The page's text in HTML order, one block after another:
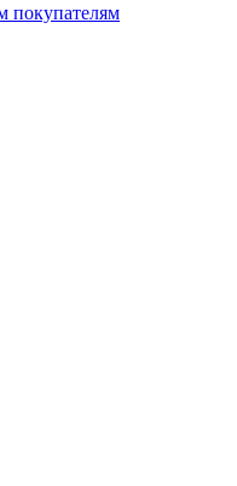
покупателям